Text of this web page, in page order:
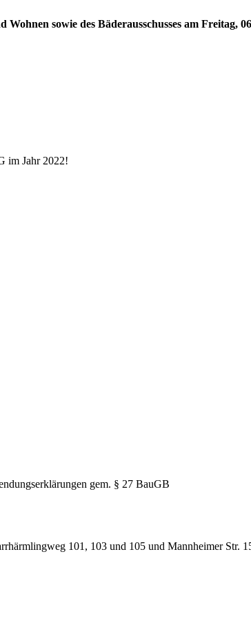
sowie des Bäderausschusses am Freitag,
im Jahr 2022!
gem. § 27 BauGB
101, 103 und 105 und Mannheimer Str.